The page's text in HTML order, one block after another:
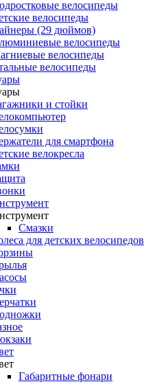
велосипеды
велосипеды
(29 дюймов)
велосипеды
велосипеды
велосипеды
и стойки
для смартфона
велокресла
Смазки
для детских велосипедов
Габаритные фонари